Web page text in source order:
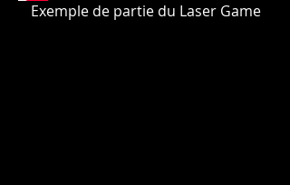
Exemple de partie du Laser Game